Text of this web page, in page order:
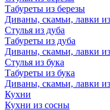
Табуреты из березы
Диваны, скамьи, лавки
Стулья из дуба
Табуреты из дуба
Диваны, скамьи, лавки
Стулья из бука
Табуреты из бука
Диваны, скамьи, лавки
Кухни
Кухни из сосны